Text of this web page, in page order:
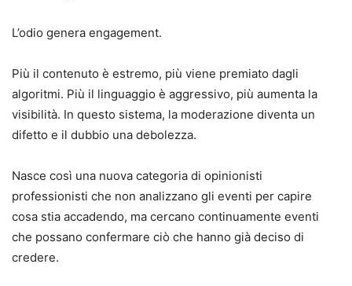
L’odio genera engagement.
Più il contenuto è estremo, più viene premiato dagli
algoritmi. Più il linguaggio è aggressivo, più aumenta la
visibilità. In questo sistema, la moderazione diventa un
difetto e il dubbio una debolezza.
Nasce così una nuova categoria di opinionisti
professionisti che non analizzano gli eventi per capire
cosa stia accadendo, ma cercano continuamente eventi
che possano confermare ciò che hanno già deciso di
credere.